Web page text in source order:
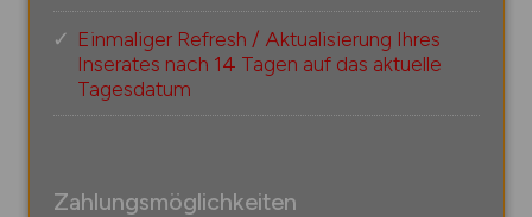
Einmaliger Refresh / Aktualisierung Ihres
Inserates nach 14 Tagen auf das aktuelle
Tagesdatum
Zahlungsmöglichkeiten